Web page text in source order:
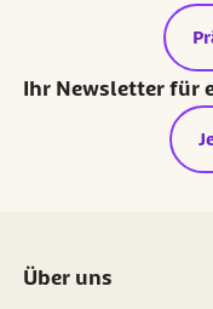
Ihr Newsletter für
Über uns